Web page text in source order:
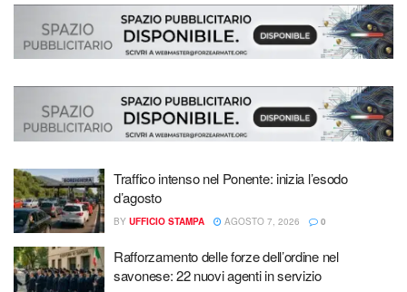
Traffico intenso nel Ponente: inizia l’esodo
d’agosto
BY UFFICIO STAMPA AGOSTO 7, 2026 0
Rafforzamento delle forze dell’ordine nel
savonese: 22 nuovi agenti in servizio